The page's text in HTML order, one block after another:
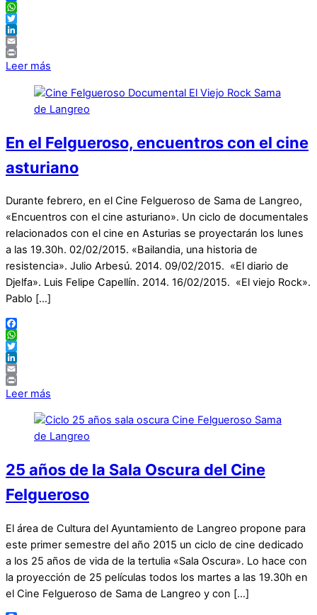
Facebook
WhatsApp
Twitter
LinkedIn
Email
Print
Leer más
En el Felgueroso, encuentros con el cine
asturiano
Durante febrero, en el Cine Felgueroso de Sama de Langreo,
«Encuentros con el cine asturiano». Un ciclo de documentales
relacionados con el cine en Asturias se proyectarán los lunes
a las 19.30h. 02/02/2015. «Bailandia, una historia de
resistencia». Julio Arbesú. 2014. 09/02/2015. «El diario de
Djelfa». Luis Felipe Capellín. 2014. 16/02/2015. «El viejo Rock».
Pablo […]
Facebook
WhatsApp
Twitter
LinkedIn
Email
Print
Leer más
25 años de la Sala Oscura del Cine
Felgueroso
El área de Cultura del Ayuntamiento de Langreo propone para
este primer semestre del año 2015 un ciclo de cine dedicado
a los 25 años de vida de la tertulia «Sala Oscura». Lo hace con
la proyección de 25 películas todos los martes a las 19.30h en
el Cine Felgueroso de Sama de Langreo y con […]